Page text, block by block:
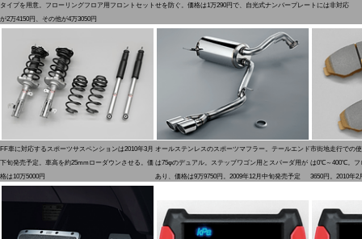
タイプを用意。フローリングフロア用フロントセット
が2万4150円、その他が4万3050円
せを防ぐ。価格は1万290円で、自光式ナンバープレートには非対応
FF車に対応するスポーツサスペンションは2010年3月
下旬発売予定。車高を約25mmローダウンさせる。価
格は10万5000円
オールステンレスのスポーツマフラー。テールエンド
は75φのデュアル。ステップワゴン用とスパーダ用が
あり、価格は9万9750円。2009年12月中旬発売予定
市街地走行での
は0℃～400℃。フ
3650円。2010年2